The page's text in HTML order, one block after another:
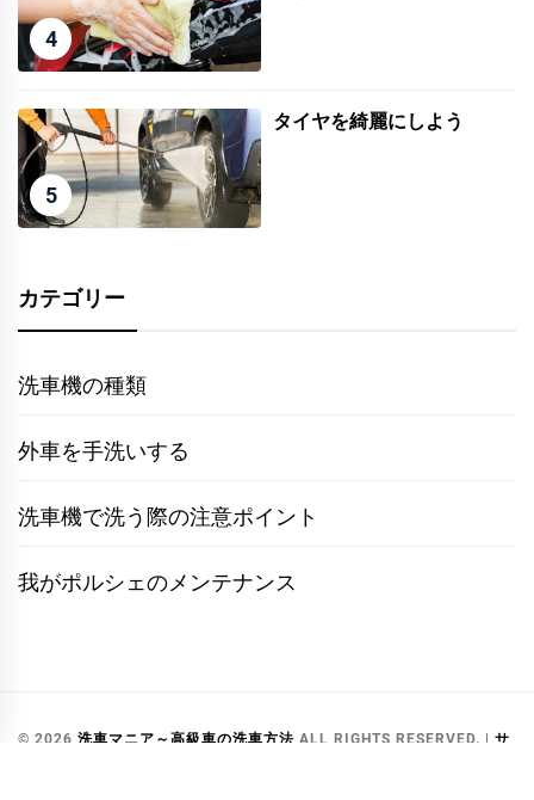
4
5
タイヤを綺麗にしよう
カテゴリー
洗車機の種類
外車を手洗いする
洗車機で洗う際の注意ポイント
我がポルシェのメンテナンス
© 2026 洗車マニア～高級車の洗車方法 ALL RIGHTS RESERVED. | サ